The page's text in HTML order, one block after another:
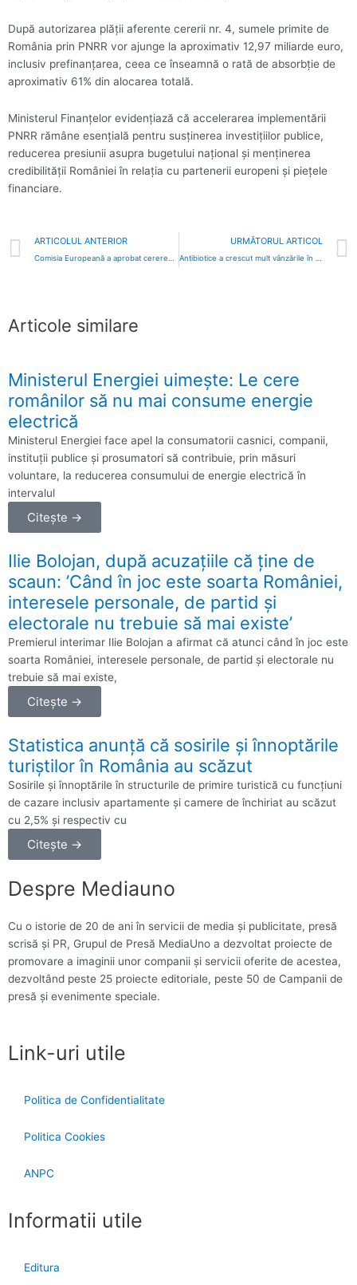
După autorizarea plăţii aferente cererii nr. 4, sumele primite de
România prin PNRR vor ajunge la aproximativ 12,97 miliarde euro,
inclusiv prefinanţarea, ceea ce înseamnă o rată de absorbţie de
aproximativ 61% din alocarea totală.
Ministerul Finanţelor evidenţiază că accelerarea implementării
PNRR rămâne esenţială pentru susţinerea investiţiilor publice,
reducerea presiunii asupra bugetului naţional şi menţinerea
credibilităţii României în relaţia cu partenerii europeni şi pieţele
financiare.
Prev
ARTICOLUL ANTERIOR
Comisia Europeană a aprobat cererea Transgaz pentru a permite aprovizionarea diversificată cu gaze a Ucrainei
URMĂTORUL ARTICOL
Antibiotice a crescut mult vânzările în SUA şi intră și în Spania
Articole similare
Ministerul Energiei uimește: Le cere
românilor să nu mai consume energie
electrică
Ministerul Energiei face apel la consumatorii casnici, companii,
instituţii publice şi prosumatori să contribuie, prin măsuri
voluntare, la reducerea consumului de energie electrică în
intervalul
Citește →
Ilie Bolojan, după acuzațiile că ține de
scaun: ’Când în joc este soarta României,
interesele personale, de partid şi
electorale nu trebuie să mai existe’
Premierul interimar Ilie Bolojan a afirmat că atunci când în joc este
soarta României, interesele personale, de partid şi electorale nu
trebuie să mai existe,
Citește →
Statistica anunță că sosirile şi înnoptările
turiştilor în România au scăzut
Sosirile şi înnoptările în structurile de primire turistică cu funcţiuni
de cazare inclusiv apartamente şi camere de închiriat au scăzut
cu 2,5% şi respectiv cu
Citește →
Despre Mediauno
Cu o istorie de 20 de ani în servicii de media și publicitate, presă
scrisă și PR, Grupul de Presă MediaUno a dezvoltat proiecte de
promovare a imaginii unor companii și servicii oferite de acestea,
dezvoltând peste 25 proiecte editoriale, peste 50 de Campanii de
presă și evenimente speciale.
Link-uri utile
Politica de Confidentialitate
Politica Cookies
ANPC
Informatii utile
Editura